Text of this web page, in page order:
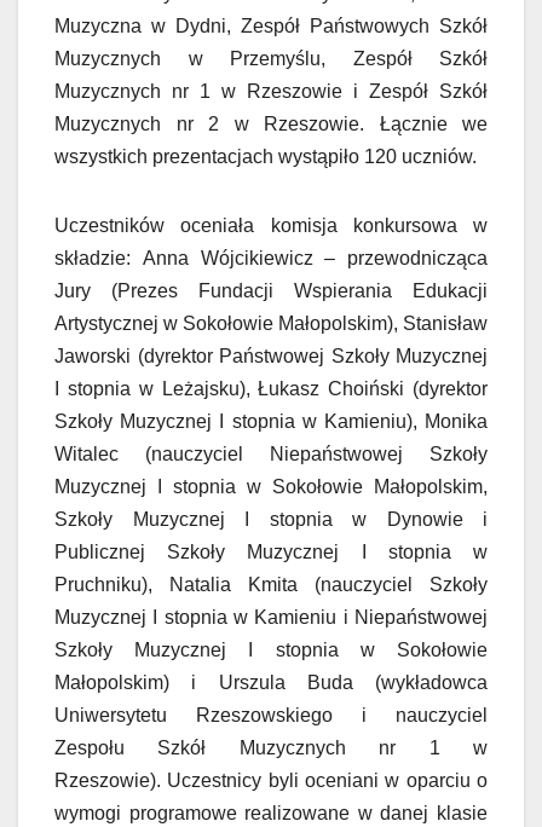
Muzyczna w Dydni, Zespół Państwowych Szkół
Muzycznych w Przemyślu, Zespół Szkół
Muzycznych nr 1 w Rzeszowie i Zespół Szkół
Muzycznych nr 2 w Rzeszowie. Łącznie we
wszystkich prezentacjach wystąpiło 120 uczniów.
Uczestników oceniała komisja konkursowa w
składzie: Anna Wójcikiewicz – przewodnicząca
Jury (Prezes Fundacji Wspierania Edukacji
Artystycznej w Sokołowie Małopolskim), Stanisław
Jaworski (dyrektor Państwowej Szkoły Muzycznej
I stopnia w Leżajsku), Łukasz Choiński (dyrektor
Szkoły Muzycznej I stopnia w Kamieniu), Monika
Witalec (nauczyciel Niepaństwowej Szkoły
Muzycznej I stopnia w Sokołowie Małopolskim,
Szkoły Muzycznej I stopnia w Dynowie i
Publicznej Szkoły Muzycznej I stopnia w
Pruchniku), Natalia Kmita (nauczyciel Szkoły
Muzycznej I stopnia w Kamieniu i Niepaństwowej
Szkoły Muzycznej I stopnia w Sokołowie
Małopolskim) i Urszula Buda (wykładowca
Uniwersytetu Rzeszowskiego i nauczyciel
Zespołu Szkół Muzycznych nr 1 w
Rzeszowie). Uczestnicy byli oceniani w oparciu o
wymogi programowe realizowane w danej klasie